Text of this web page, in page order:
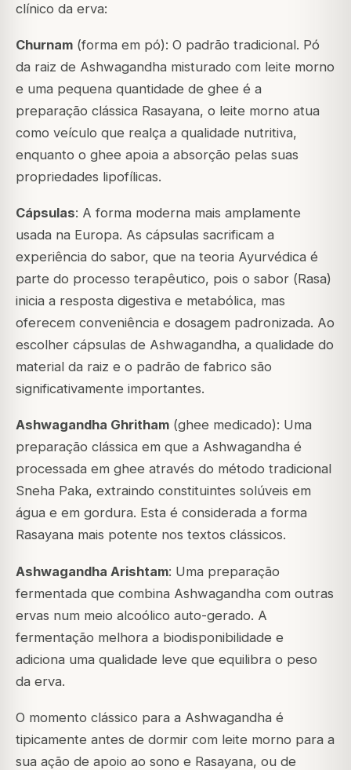
clínico da erva:
Churnam (forma em pó): O padrão tradicional. Pó
da raiz de Ashwagandha misturado com leite morno
e uma pequena quantidade de ghee é a
preparação clássica Rasayana, o leite morno atua
como veículo que realça a qualidade nutritiva,
enquanto o ghee apoia a absorção pelas suas
propriedades lipofílicas.
Cápsulas: A forma moderna mais amplamente
usada na Europa. As cápsulas sacrificam a
experiência do sabor, que na teoria Ayurvédica é
parte do processo terapêutico, pois o sabor (Rasa)
inicia a resposta digestiva e metabólica, mas
oferecem conveniência e dosagem padronizada. Ao
escolher cápsulas de Ashwagandha, a qualidade do
material da raiz e o padrão de fabrico são
significativamente importantes.
Ashwagandha Ghritham (ghee medicado): Uma
preparação clássica em que a Ashwagandha é
processada em ghee através do método tradicional
Sneha Paka, extraindo constituintes solúveis em
água e em gordura. Esta é considerada a forma
Rasayana mais potente nos textos clássicos.
Ashwagandha Arishtam: Uma preparação
fermentada que combina Ashwagandha com outras
ervas num meio alcoólico auto-gerado. A
fermentação melhora a biodisponibilidade e
adiciona uma qualidade leve que equilibra o peso
da erva.
O momento clássico para a Ashwagandha é
tipicamente antes de dormir com leite morno para a
sua ação de apoio ao sono e Rasayana, ou de